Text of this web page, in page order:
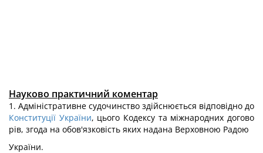
Науково практичний коментар
1. Адміністративне судочинство здійснюється відповідно до
Конституції України, цього Кодексу та міжнародних догово
рів, згода на обов'язковість яких надана Верховною Радою
України.